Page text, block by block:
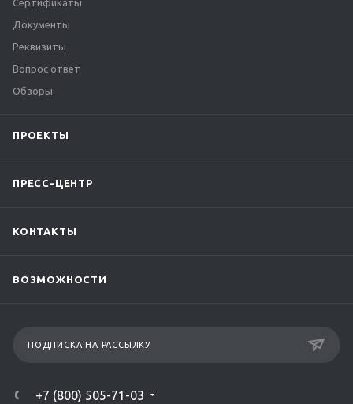
Сертификаты
Документы
Реквизиты
Вопрос ответ
Обзоры
ПРОЕКТЫ
ПРЕСС-ЦЕНТР
КОНТАКТЫ
ВОЗМОЖНОСТИ
ПОДПИСКА НА РАССЫЛКУ
+7 (800) 505-71-03